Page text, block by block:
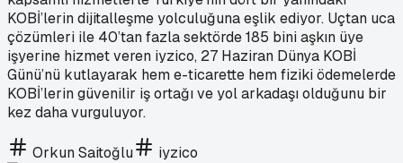
KOBİ’lerin dijitalleşme yolculuğuna eşlik ediyor. Uçtan uca
çözümleri ile 40’tan fazla sektörde 185 bini aşkın üye
işyerine hizmet veren iyzico, 27 Haziran Dünya KOBİ
Günü’nü kutlayarak hem e-ticarette hem fiziki ödemelerde
KOBİ’lerin güvenilir iş ortağı ve yol arkadaşı olduğunu bir
kez daha vurguluyor.
Orkun Saitoğlu iyzico